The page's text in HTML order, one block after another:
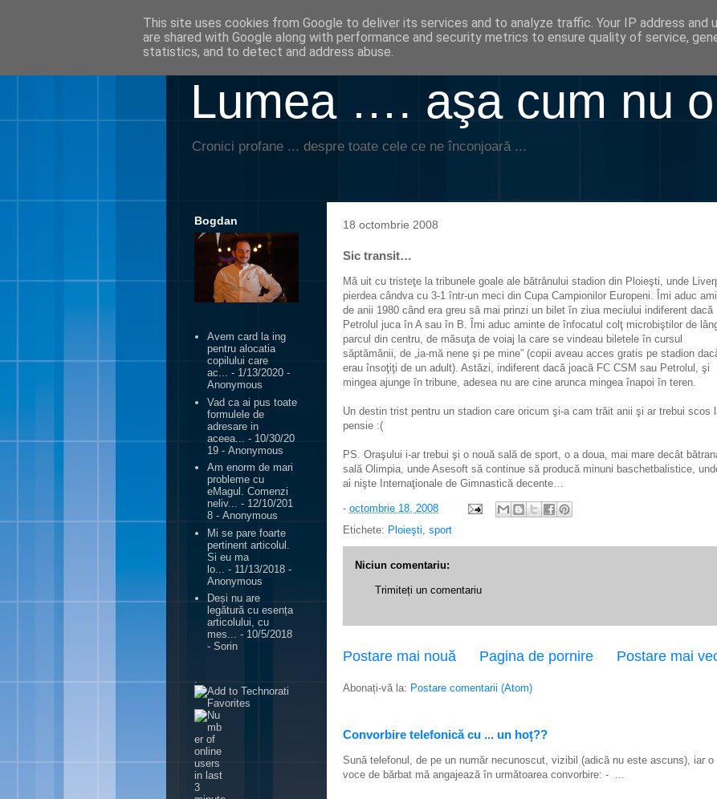
Lumea …. aşa cum nu
Cronici profane ... despre toate cele ce ne înconjoară ...
18 octombrie 2008
Sic transit…
Mă uit cu tristeţe la tribunele goale ale bătrânului stadion din Ploieşti, unde
pierdea cândva cu 3-1 într-un meci din Cupa Campionilor Europeni. Îmi aduc
de anii 1980 când era greu să mai prinzi un bilet în ziua meciului indiferent dacă
Petrolul juca în A sau în B. Îmi aduc aminte de înfocatul colţ microbiştilor de
parcul din centru, de măsuţa de voiaj la care se vindeau biletele în cursul
săptămânii, de „ia-mă nene şi pe mine” (copii aveau acces gratis pe stadion
erau însoţiţi de un adult). Astăzi, indiferent dacă joacă FC CSM sau Petrolul, şi
mingea ajunge în tribune, adesea nu are cine arunca mingea înapoi în teren.
Un destin trist pentru un stadion care oricum şi-a cam trăit anii şi ar trebui scos
pensie :(
PS. Oraşului i-ar trebui şi o nouă sală de sport, o a doua, mai mare decât
sală Olimpia, unde Asesoft să continue să producă minuni baschetbalistice,
ai nişte Internaţionale de Gimnastică decente…
- octombrie 18, 2008
Etichete: Ploieşti, sport
Niciun comentariu:
Trimiteți un comentariu
Postare mai nouă Postare mai
Pagina de pornire
Abonați-vă la: Postare comentarii (Atom)
Convorbire telefonică cu ... un hoț??
Sună telefonul, de pe un număr necunoscut, vizibil (adică nu este ascuns), iar o
voce de bărbat mă angajează în următoarea convorbire: - ...
Bogdan
Avem card la ing
pentru alocatia
copilului care
ac... - 1/13/2020 -
Anonymous
Vad ca ai pus toate
formulele de
adresare in
aceea...
- 10/30/20
19 - Anonymous
Am enorm de mari
probleme cu
eMagul. Comenzi
neliv... - 12/10/201
8 - Anonymous
Mi se pare foarte
pertinent articolul.
Si eu ma
lo...
- 11/13/2018 -
Anonymous
Deși nu are
legătură cu esența
articolului, cu
mes... - 10/5/2018
- Sorin
This site uses cookies from Google to deliver its services and to analyze traffic. Your IP address and
are shared with Google along with performance and security metrics to ensure quality of service,
statistics, and to detect and address abuse.